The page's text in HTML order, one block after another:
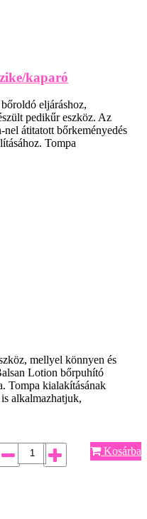
kaparó
eljáráshoz,
pedikűr eszköz. Az
átitatott bőrkeményedés
Tompa
mellyel könnyen és
Lotion bőrpuhító
Tompa kialakításának
alkalmazhatjuk,
Kosárba